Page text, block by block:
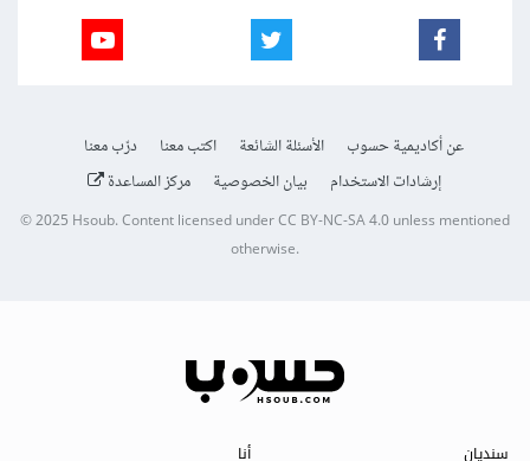
عن أكاديمية حسوب الأسئلة الشائعة اكتب معنا
درّب معنا
إرشادات الاستخدام
بيان الخصوصية مركز المساعدة
© 2025Hsoub.Content licensed underCC BY-NC-SA 4.0unless mentioned
otherwise.